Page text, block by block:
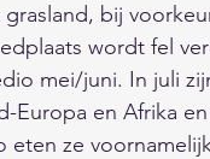
Sites/Overheid
bij
wordt fel
mei/juni. In juli
Europa en Afrika
eten ze